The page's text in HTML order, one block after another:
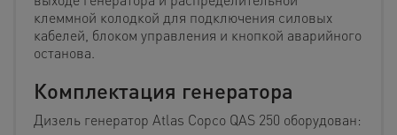
клеммной колодкой для подключения силовых
кабелей, блоком управления и кнопкой аварийного
останова.
Комплектация генератора
Дизель генератор Atlas Copco QAS 250 оборудован: